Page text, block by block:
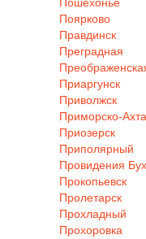
Поярково
Правдинск
Преградная
Приаргунск
Приволжск
Приморско-
Приозерск
Приполярный
Провидения
Прокопьевск
Пролетарск
Прохладный
Прохоровка